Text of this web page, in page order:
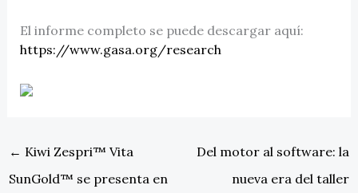
El informe completo se puede descargar aquí:
https://www.gasa.org/research
← Kiwi Zespri™ Vita
SunGold™ se presenta en
Del motor al software: la
nueva era del taller